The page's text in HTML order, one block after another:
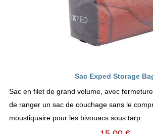
Sac Exped Storage
Sac en filet de grand volume, avec
de ranger un sac de couchage sans le
moustiquaire pour les bivouacs sous tarp.